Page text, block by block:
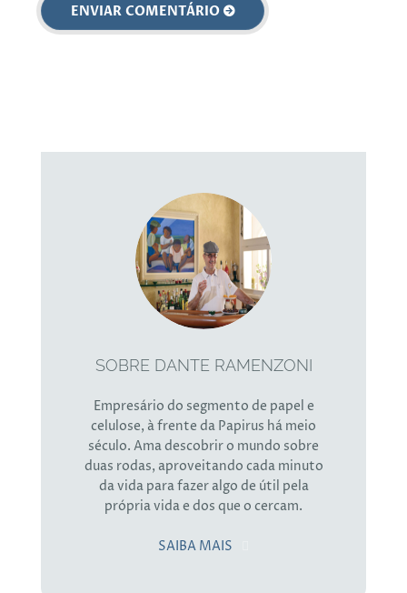
SOBRE DANTE RAMENZONI
Empresário do segmento de papel e
celulose, à frente da Papirus há meio
século. Ama descobrir o mundo sobre
duas rodas, aproveitando cada minuto
da vida para fazer algo de útil pela
própria vida e dos que o cercam.
SAIBA MAIS